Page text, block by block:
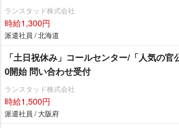
ランスタッド株式会社
時給1,300円
派遣社員 / 北海道
「土日祝休み」コールセンター/「人気の
0開始 問い合わせ受付
ランスタッド株式会社
時給1,500円
派遣社員 / 大阪府